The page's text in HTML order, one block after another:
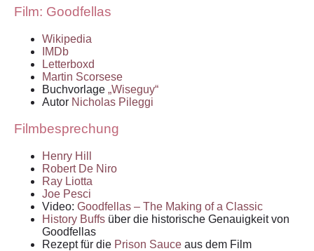
Film: Goodfellas
Wikipedia
IMDb
Letterboxd
Martin Scorsese
Buchvorlage „Wiseguy“
Autor Nicholas Pileggi
Filmbesprechung
Henry Hill
Robert De Niro
Ray Liotta
Joe Pesci
Video: Goodfellas – The Making of a Classic
History Buffs über die historische Genauigkeit von
Goodfellas
Rezept für die Prison Sauce aus dem Film